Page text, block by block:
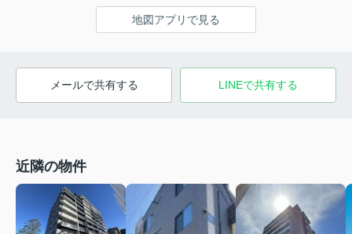
地図アプリで見る
メールで共有する LINEで共有する
近隣の物件